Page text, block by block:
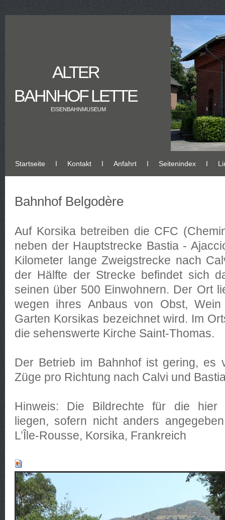
ALTER
BAHNHOF LETTE
EISENBAHNMUSEUM
Startseite Ι Kontakt Ι Anfahrt Ι Seitenindex Ι
Bahnhof Belgodère
Auf Korsika betreiben die CFC
neben der Hauptstrecke Bastia -
Kilometer lange Zweigstrecke nach
der Hälfte der Strecke befindet sich
seinen über 500 Einwohnern. Der Ort
wegen ihres Anbaus von Obst,
Garten Korsikas bezeichnet wird. Im
die sehenswerte Kirche Saint-Thomas.
Der Betrieb im Bahnhof ist gering, es
Züge pro Richtung nach Calvi und
Hinweis: Die Bildrechte für die hier
liegen, sofern nicht anders
L’Île-Rousse, Korsika, Frankreich